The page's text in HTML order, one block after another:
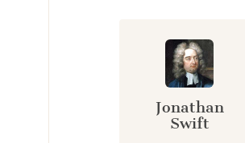
Jonathan
Swift